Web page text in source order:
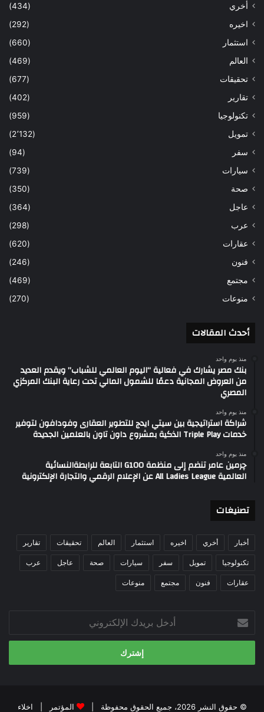
أخري
(434)
اخيره
(292)
استثمار
(660)
العالم
(469)
تحقيقات
(677)
تقارير
(402)
تكنولوجيا
(959)
تمويل
(2٬132)
سفر
(94)
سيارات
(739)
صحة
(350)
عاجل
(364)
عرب
(298)
عقارات
(620)
فنون
(246)
مجتمع
(469)
منوعات
(270)
أحدث المقالات
منذ يوم واحد
بنك مصر يشارك في فعالية “اليوم العالمي للشباب” ويقدم العديد
من العروض المجانية دعمًا للشمول المالي تحت رعاية البنك المركزي
المصري
منذ يوم واحد
شراكة استراتيجية بين سيتي ايدج للتطوير العقارى وفودافون لتوفير
خدمات Triple Play الذكية بمشروع داون تاون بالعلمين الجديدة
منذ يوم واحد
چرمين عامر تنضم إلى منظمة G100 التابعة للرابطةالنسائية
العالمية All Ladies League عن الإعلام الرقمي والتجارة الإلكترونية
تصنيغات
أخبار أخري اخيره استثمار العالم تحقيقات تقارير
تكنولوجيا تمويل سفر سيارات صحة عاجل عرب
عقارات فنون مجتمع منوعات
بريدك
الإلكتروني
© حقوق النشر 2026، جميع الحقوق محفوظة | المؤتمر اخلاء